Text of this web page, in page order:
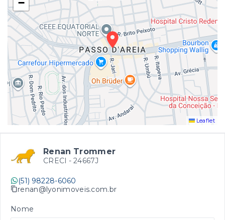
−
Leaflet
Renan Trommer
CRECI - 24667J
(51) 98228-6060
renan@lyonimoveis.com.br
Nome